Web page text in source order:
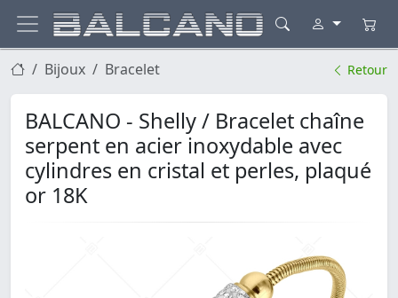
Bijoux Bracelet Retour
BALCANO - Shelly / Bracelet chaîne
serpent en acier inoxydable avec
cylindres en cristal et perles, plaqué
or 18K